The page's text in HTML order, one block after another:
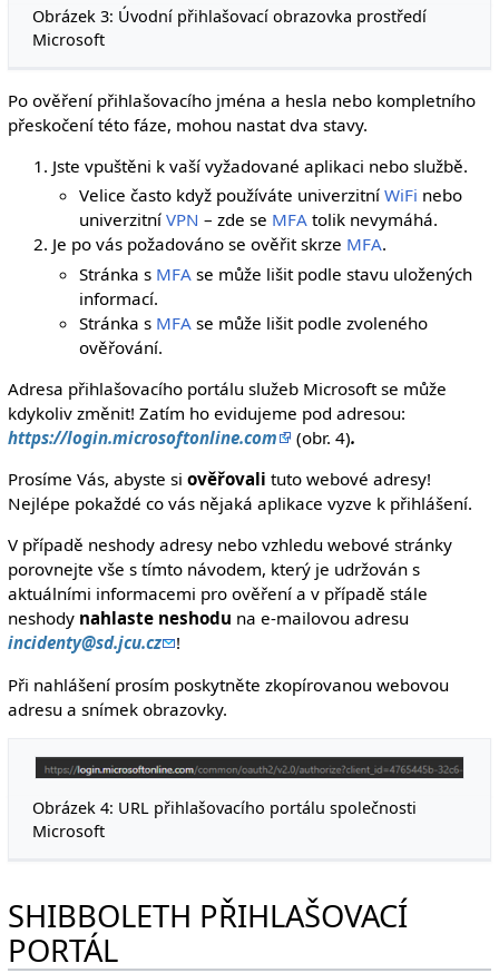
Obrázek 3: Úvodní přihlašovací obrazovka prostředí
Microsoft
Po ověření přihlašovacího jména a hesla nebo kompletního
přeskočení této fáze, mohou nastat dva stavy.
Jste vpuštěni k vaší vyžadované aplikaci nebo službě.
Velice často když používáte univerzitníWiFi nebo
univerzitníVPN – zde se MFA tolik nevymáhá.
Je po vás požadováno se ověřit skrze MFA.
Stránka s MFA se může lišit podle stavu uložených
informací.
Stránka s MFA se může lišit podle zvoleného
ověřování.
Adresa přihlašovacího portálu služeb Microsoft se může
kdykoliv změnit! Zatím ho evidujeme pod adresou:
https://login.microsoftonline.com
(obr. 4).
Prosíme Vás, abyste si ověřovali tuto webové adresy!
Nejlépe pokaždé co vás nějaká aplikace vyzve k přihlášení.
V případě neshody adresy nebo vzhledu webové stránky
porovnejte vše s tímto návodem, který je udržován s
aktuálními informacemi pro ověření a v případě stále
neshody nahlaste neshodu na e-mailovou adresu
incidenty@sd.jcu.cz
!
Při nahlášení prosím poskytněte zkopírovanou webovou
adresu a snímek obrazovky.
Obrázek 4: URL přihlašovacího portálu společnosti
Microsoft
SHIBBOLETH PŘIHLAŠOVACÍ
PORTÁL